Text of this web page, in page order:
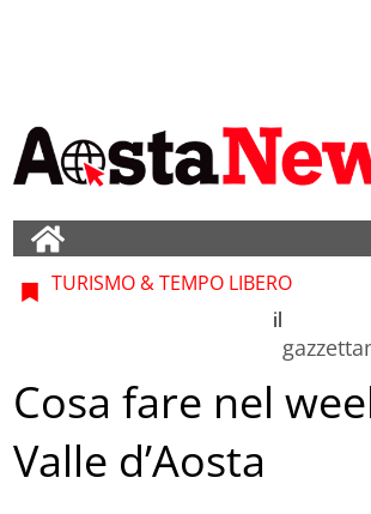
TURISMO & TEMPO LIBERO
il
Cosa fare nel
Valle d’Aosta